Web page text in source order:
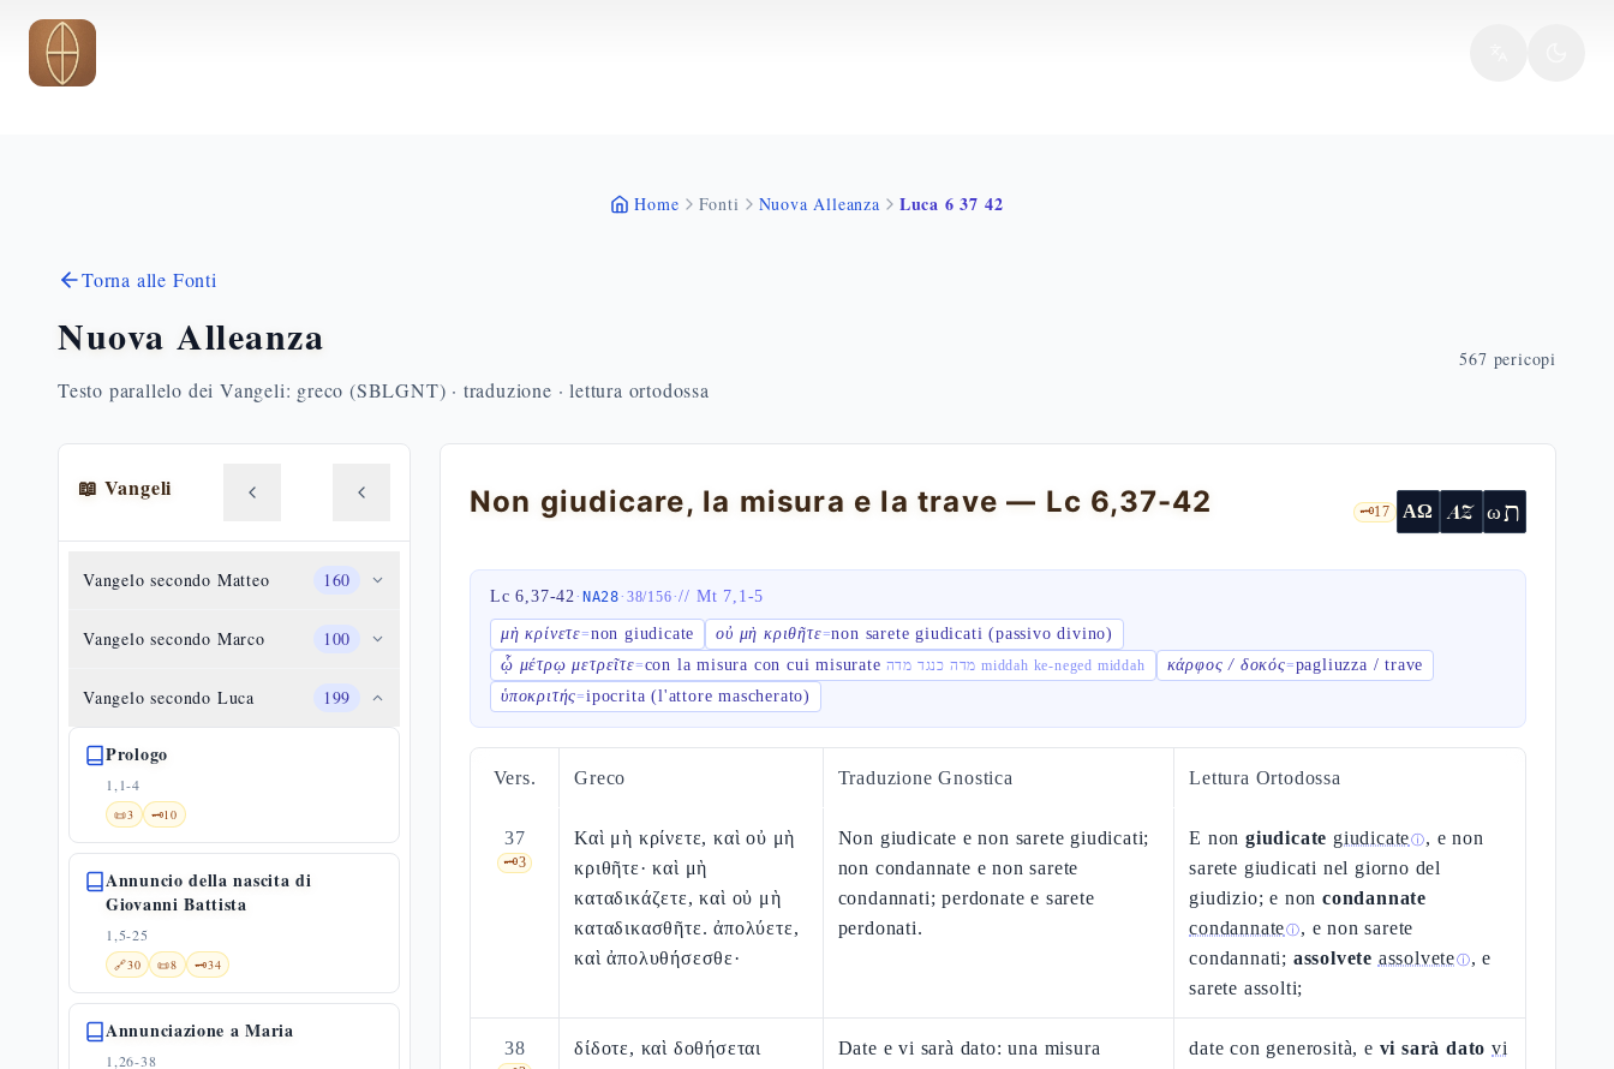
Vai al contenuto principale
Home Fonti Nuova Alleanza Luca 6 37 42
Torna alle Fonti
Nuova Alleanza
Testo parallelo dei Vangeli: greco (SBLGNT) · traduzione · lettura ortodossa
567 pericopi
📖 Vangeli
Vangelo secondo Matteo 160
Vangelo secondo Marco 100
Vangelo secondo Luca 199
Prologo
1,1-4
📜3 🗝️10
Annuncio della nascita di
Giovanni Battista
1,5-25
🔗30 📜8 🗝️34
Annunciazione a Maria
1,26-38
Non giudicare, la misura e la trave — Lc 6,37-42 🗝️17 ΑΩ AZ ωת
Lc 6,37-42· NA28· 38/156·// Mt 7,1-5
μὴ κρίνετε=non giudicate οὐ μὴ κριθῆτε=non sarete giudicati (passivo divino)
ᾧ μέτρῳ μετρεῖτε=con la misura con cui misurate מדה כנגד מדה middah ke-neged middah κάρφος / δοκός=pagliuzza / trave
ὑποκριτής=ipocrita (l'attore mascherato)
Vers. Greco Traduzione Gnostica Lettura Ortodossa
37
🗝️3
Καὶ μὴ κρίνετε, καὶ οὐ μὴ
κριθῆτε· καὶ μὴ
καταδικάζετε, καὶ οὐ μὴ
καταδικασθῆτε. ἀπολύετε,
καὶ ἀπολυθήσεσθε·
Non giudicate e non sarete giudicati;
non condannate e non sarete
condannati; perdonate e sarete
perdonati.
E nongiudicate giudicateⓘ, e non
sarete giudicati nel giorno del
giudizio; e noncondannate
condannateⓘ, e non sarete
condannati; assolvete assolveteⓘ, e
sarete assolti;
38
δίδοτε, καὶ δοθήσεται
Date e vi sarà dato: una misura
date con generosità, e vi sarà dato vi